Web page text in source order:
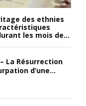
des ethnies
les mois de...
La Résurrection
d’une...